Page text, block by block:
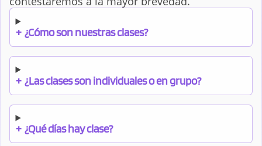
+ ¿Cómo son nuestras clases?
+ ¿Las clases son individuales o en grupo?
+ ¿Qué días hay clase?